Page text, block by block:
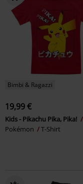
Bimbi & Ragazzi
19,99 €
Kids - Pikachu Pika, Pika!
Pokémon
T-Shirt